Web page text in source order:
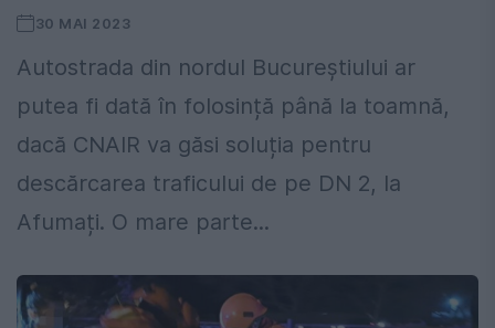
30 MAI 2023
Autostrada din nordul Bucureștiului ar
putea fi dată în folosință până la toamnă,
dacă CNAIR va găsi soluția pentru
descărcarea traficului de pe DN 2, la
Afumați. O mare parte...